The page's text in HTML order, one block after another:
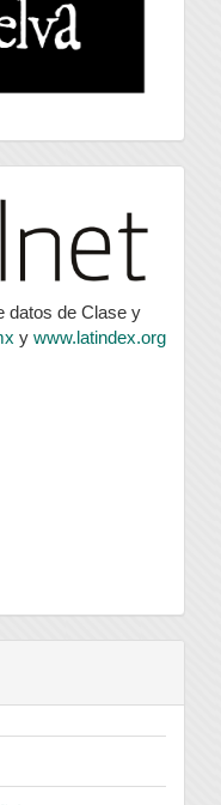
datos de Clase y
y www.latindex.org